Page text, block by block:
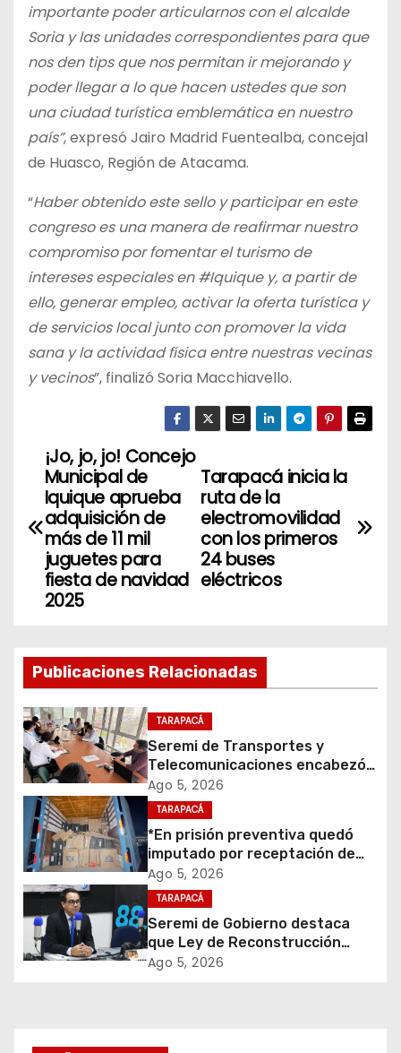
importante poder articularnos con el alcalde
Soria y las unidades correspondientes para que
nos den tips que nos permitan ir mejorando y
poder llegar a lo que hacen ustedes que son
una ciudad turística emblemática en nuestro
país”, expresó Jairo Madrid Fuentealba, concejal
de Huasco, Región de Atacama.
“Haber obtenido este sello y participar en este
congreso es una manera de reafirmar nuestro
compromiso por fomentar el turismo de
intereses especiales en #Iquique y, a partir de
ello, generar empleo, activar la oferta turística y
de servicios local junto con promover la vida
sana y la actividad física entre nuestras vecinas
y vecinos”, finalizó Soria Macchiavello.
N
v
a
c
i
ó
n
d
e
e
n
Tarapacá inicia la
ruta de la
electromovilidad
con los primeros
24 buses
eléctricos
¡Jo, jo, jo! Concejo
Municipal de
Iquique aprueba
adquisición de
más de 11 mil
juguetes para
fiesta de navidad
2025
Publicaciones Relacionadas
TARAPACÁ
Seremi de Transportes y
Telecomunicaciones encabezó
primera mesa de coordinación
para el retiro de cables en
desuso en Iquique
Ago 5, 2026
TARAPACÁ
*En prisión preventiva quedó
imputado por receptación de
cigarrillos avaluados en $1.600
millones*
Ago 5, 2026
TARAPACÁ
Seremi de Gobierno destaca
que Ley de Reconstrucción
Nacional impulsará la inversión
Ago 5, 2026